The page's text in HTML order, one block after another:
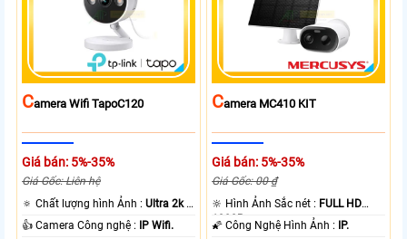
CAmera Wifi TapoC120
Giá bán: 5%-35%
Giá Gốc: Liên hệ
🔅 Chất lượng hình Ảnh :Ultra 2k +
.
👍 Camera Công nghệ : IP Wifi.
CAmera MC410 KIT
Giá bán: 5%-35%
Giá Gốc: 00 ₫
🔆 Hình Ảnh Sắc nét : FULL HD
1080P .
🌠 Công Nghệ Hình Ảnh : IP.